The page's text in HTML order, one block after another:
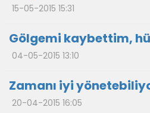
15-05-2015 15:31
Gölgemi kaybettim,
04-05-2015 13:10
Zamanı iyi
20-04-2015 16:05